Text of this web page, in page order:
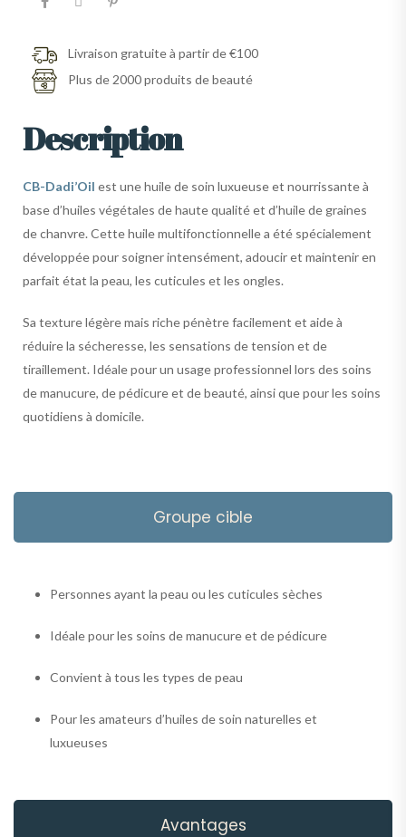
Livraison gratuite à partir de €100
Plus de 2000 produits de beauté
Description
CB-Dadi’Oil est une huile de soin luxueuse et nourrissante à
base d’huiles végétales de haute qualité et d’huile de graines
de chanvre. Cette huile multifonctionnelle a été spécialement
développée pour soigner intensément, adoucir et maintenir en
parfait état la peau, les cuticules et les ongles.
Sa texture légère mais riche pénètre facilement et aide à
réduire la sécheresse, les sensations de tension et de
tiraillement. Idéale pour un usage professionnel lors des soins
de manucure, de pédicure et de beauté, ainsi que pour les soins
quotidiens à domicile.
Groupe cible
Avantages
Personnes ayant la peau ou les cuticules sèches
Idéale pour les soins de manucure et de pédicure
Convient à tous les types de peau
Pour les amateurs d’huiles de soin naturelles et
luxueuses